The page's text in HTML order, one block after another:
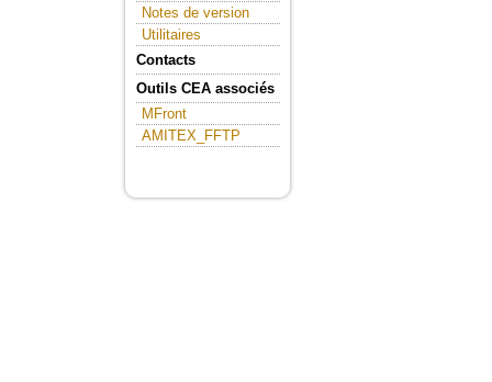
Notes de version
Utilitaires
Contacts
Outils CEA associés
MFront
AMITEX_FFTP